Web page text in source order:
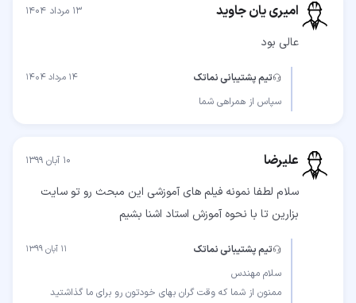
امیری یان جاوید ۱۳ مرداد ۱۴۰۴
عالی بود
تیم پشتیبانی نماتک ۱۴ مرداد ۱۴۰۴
سپاس از همراهی شما
علیرضا ۱۰ آبان ۱۳۹۹
سلام لطفا نمونه فیلم های آموزشی این مبحث رو تو سایت
بزارین تا با نحوه آموزش استاد اشنا بشیم
تیم پشتیبانی نماتک ۱۱ آبان ۱۳۹۹